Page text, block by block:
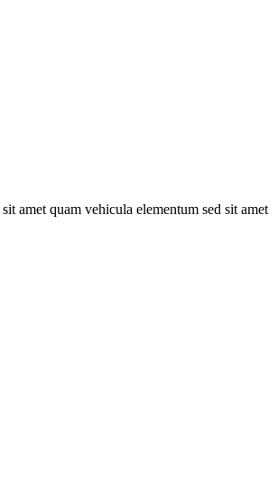
amet quam vehicula elementum sed sit amet